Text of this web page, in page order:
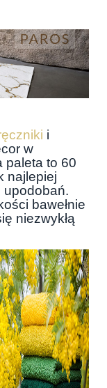
i
w
paleta to 60
najlepiej
upodobań.
bawełnie
niezwykłą